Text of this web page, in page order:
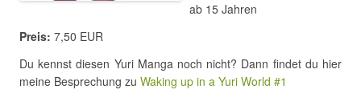
ab 15 Jahren
Preis: 7,50 EUR
Du kennst diesen Yuri Manga noch nicht? Dann findet du hier
meine Besprechung zu Waking up in a Yuri World #1